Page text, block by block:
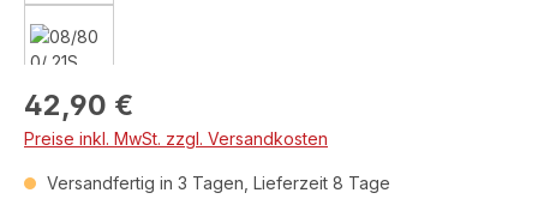
Regulärer Preis:
42,90 €
Preise inkl. MwSt. zzgl. Versandkosten
Versandfertig in 3 Tagen, Lieferzeit 8 Tage